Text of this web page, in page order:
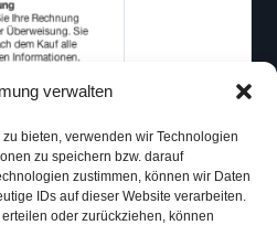
verwalten
bieten, verwenden wir Technologien
zu speichern bzw. darauf
zustimmen, können wir Daten
IDs auf dieser Website verarbeiten.
oder zurückziehen, können